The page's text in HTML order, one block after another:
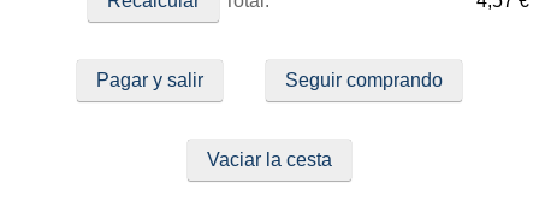
Pagar y salir Seguir comprando
Vaciar la cesta